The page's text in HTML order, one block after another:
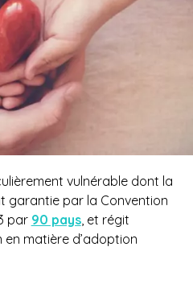
vulnérable dont la
garantie par la Convention
par 90 pays, et régit
matière d’adoption